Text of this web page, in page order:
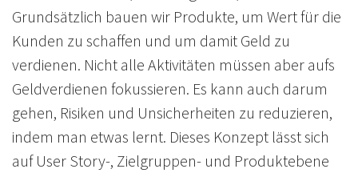
Grundsätzlich bauen wir Produkte, um Wert für die
Kunden zu schaffen und um damit Geld zu
verdienen. Nicht alle Aktivitäten müssen aber aufs
Geldverdienen fokussieren. Es kann auch darum
gehen, Risiken und Unsicherheiten zu reduzieren,
indem man etwas lernt. Dieses Konzept lässt sich
auf User Story-, Zielgruppen- und Produktebene